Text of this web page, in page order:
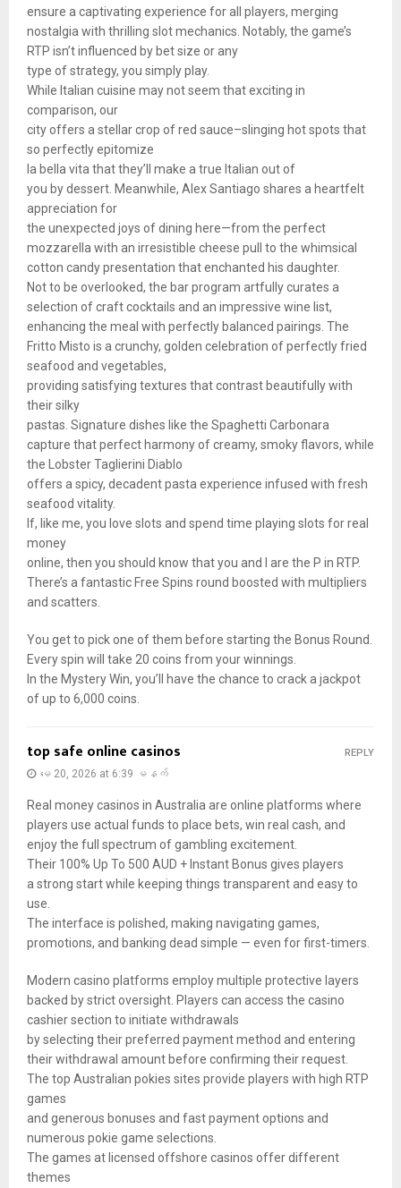
ensure a captivating experience for all players, merging
nostalgia with thrilling slot mechanics. Notably, the game’s
RTP isn’t influenced by bet size or any
type of strategy, you simply play.
While Italian cuisine may not seem that exciting in
comparison, our
city offers a stellar crop of red sauce–slinging hot spots that
so perfectly epitomize
la bella vita that they’ll make a true Italian out of
you by dessert. Meanwhile, Alex Santiago shares a heartfelt
appreciation for
the unexpected joys of dining here—from the perfect
mozzarella with an irresistible cheese pull to the whimsical
cotton candy presentation that enchanted his daughter.
Not to be overlooked, the bar program artfully curates a
selection of craft cocktails and an impressive wine list,
enhancing the meal with perfectly balanced pairings. The
Fritto Misto is a crunchy, golden celebration of perfectly fried
seafood and vegetables,
providing satisfying textures that contrast beautifully with
their silky
pastas. Signature dishes like the Spaghetti Carbonara
capture that perfect harmony of creamy, smoky flavors, while
the Lobster Taglierini Diablo
offers a spicy, decadent pasta experience infused with fresh
seafood vitality.
If, like me, you love slots and spend time playing slots for real
money
online, then you should know that you and I are the P in RTP.
There’s a fantastic Free Spins round boosted with multipliers
and scatters.
You get to pick one of them before starting the Bonus Round.
Every spin will take 20 coins from your winnings.
In the Mystery Win, you’ll have the chance to crack a jackpot
of up to 6,000 coins.
top safe online casinos
မေ 20, 2026 at 6:39 မနက်
Real money casinos in Australia are online platforms where
players use actual funds to place bets, win real cash, and
enjoy the full spectrum of gambling excitement.
Their 100% Up To 500 AUD + Instant Bonus gives players
a strong start while keeping things transparent and easy to
use.
The interface is polished, making navigating games,
promotions, and banking dead simple — even for first-timers.
Modern casino platforms employ multiple protective layers
backed by strict oversight. Players can access the casino
cashier section to initiate withdrawals
by selecting their preferred payment method and entering
their withdrawal amount before confirming their request.
The top Australian pokies sites provide players with high RTP
games
and generous bonuses and fast payment options and
numerous pokie game selections.
The games at licensed offshore casinos offer different
themes
REPLY